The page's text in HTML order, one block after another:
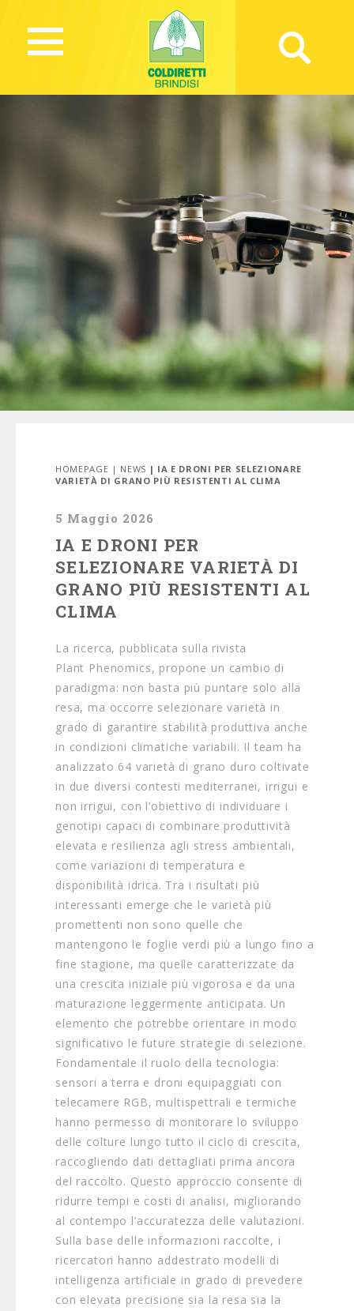
HOMEPAGE | NEWS | IA E DRONI PER SELEZIONARE
VARIETÀ DI GRANO PIÙ RESISTENTI AL CLIMA
5 Maggio 2026
IA E DRONI PER
SELEZIONARE VARIETÀ DI
GRANO PIÙ RESISTENTI AL
CLIMA
La ricerca, pubblicata sulla rivista
Plant Phenomics, propone un cambio di
paradigma: non basta più puntare solo alla
resa, ma occorre selezionare varietà in
grado di garantire stabilità produttiva anche
in condizioni climatiche variabili. Il team ha
analizzato 64 varietà di grano duro coltivate
in due diversi contesti mediterranei, irrigui e
non irrigui, con l’obiettivo di individuare i
genotipi capaci di combinare produttività
elevata e resilienza agli stress ambientali,
come variazioni di temperatura e
disponibilità idrica. Tra i risultati più
interessanti emerge che le varietà più
promettenti non sono quelle che
mantengono le foglie verdi più a lungo fino a
fine stagione, ma quelle caratterizzate da
una crescita iniziale più vigorosa e da una
maturazione leggermente anticipata. Un
elemento che potrebbe orientare in modo
significativo le future strategie di selezione.
Fondamentale il ruolo della tecnologia:
sensori a terra e droni equipaggiati con
telecamere RGB, multispettrali e termiche
hanno permesso di monitorare lo sviluppo
delle colture lungo tutto il ciclo di crescita,
raccogliendo dati dettagliati prima ancora
del raccolto. Questo approccio consente di
ridurre tempi e costi di analisi, migliorando
al contempo l’accuratezza delle valutazioni.
Sulla base delle informazioni raccolte, i
ricercatori hanno addestrato modelli di
intelligenza artificiale in grado di prevedere
con elevata precisione sia la resa sia la